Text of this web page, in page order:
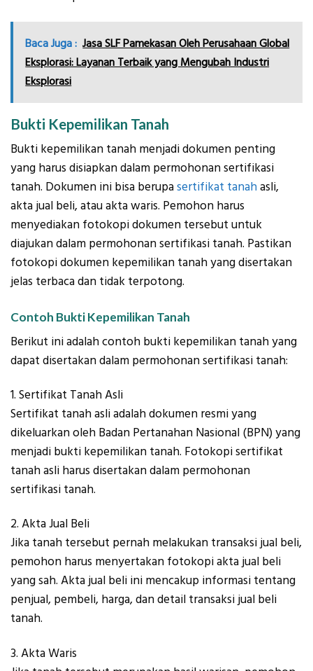
Baca Juga : Jasa SLF Pamekasan Oleh Perusahaan Global
Eksplorasi: Layanan Terbaik yang Mengubah Industri
Eksplorasi
Bukti Kepemilikan Tanah
Bukti kepemilikan tanah menjadi dokumen penting
yang harus disiapkan dalam permohonan sertifikasi
tanah. Dokumen ini bisa berupasertifikat tanahasli,
akta jual beli, atau akta waris. Pemohon harus
menyediakan fotokopi dokumen tersebut untuk
diajukan dalam permohonan sertifikasi tanah. Pastikan
fotokopi dokumen kepemilikan tanah yang disertakan
jelas terbaca dan tidak terpotong.
Contoh Bukti Kepemilikan Tanah
Berikut ini adalah contoh bukti kepemilikan tanah yang
dapat disertakan dalam permohonan sertifikasi tanah:
1. Sertifikat Tanah Asli
Sertifikat tanah asli adalah dokumen resmi yang
dikeluarkan oleh Badan Pertanahan Nasional (BPN) yang
menjadi bukti kepemilikan tanah. Fotokopi sertifikat
tanah asli harus disertakan dalam permohonan
sertifikasi tanah.
2. Akta Jual Beli
Jika tanah tersebut pernah melakukan transaksi jual beli,
pemohon harus menyertakan fotokopi akta jual beli
yang sah. Akta jual beli ini mencakup informasi tentang
penjual, pembeli, harga, dan detail transaksi jual beli
tanah.
3. Akta Waris